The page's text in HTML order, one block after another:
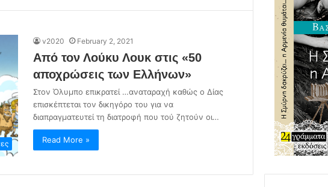
v2020 February 2, 2021
Από τον Λούκυ Λουκ στις «50
αποχρώσεις των Ελλήνων»
Στον Όλυμπο επικρατεί …αναταραχή καθώς ο Δίας
επισκέπτεται τον δικηγόρο του για να
διαπραγματευτεί τη διατροφή που τού ζητούν οι…
Read More »